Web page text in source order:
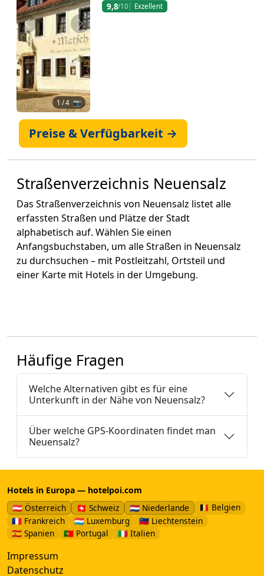
Zurück Weiter
1 / 4 📷
9,8/10 Exzellent
Preise & Verfügbarkeit →
Straßenverzeichnis Neuensalz
Das Straßenverzeichnis von Neuensalz listet alle
erfassten Straßen und Plätze der Stadt
alphabetisch auf. Wählen Sie einen
Anfangsbuchstaben, um alle Straßen in Neuensalz
zu durchsuchen – mit Postleitzahl, Ortsteil und
einer Karte mit Hotels in der Umgebung.
Häufige Fragen
Welche Alternativen gibt es für eine
Unterkunft in der Nähe von Neuensalz?
Über welche GPS-Koordinaten findet man
Neuensalz?
Hotels in Europa — hotelpoi.com
🇦🇹 Österreich
🇨🇭 Schweiz 🇳🇱 Niederlande
🇧🇪 Belgien
🇫🇷 Frankreich
🇱🇺 Luxemburg
🇱🇮 Liechtenstein
🇪🇸 Spanien
🇵🇹 Portugal 🇮🇹 Italien
Impressum
Datenschutz